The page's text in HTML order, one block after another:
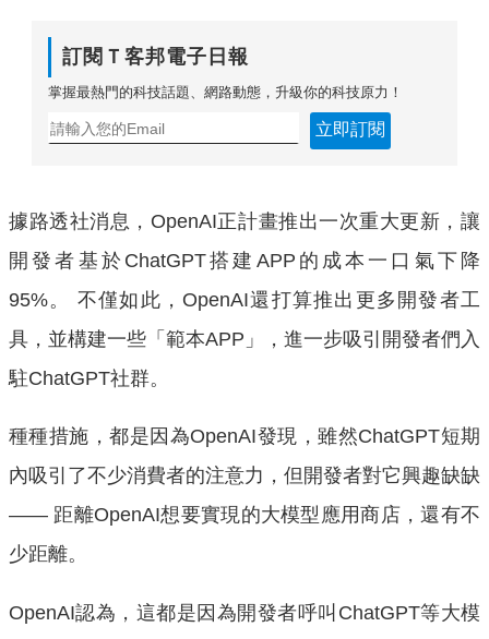
訂閱Ｔ客邦電子日報
掌握最熱門的科技話題、網路動態，升級你的科技原力！
立即訂閱
據路透社消息，OpenAI正計畫推出一次重大更新，讓
開發者基於ChatGPT搭建APP的成本一口氣下降
95%。 不僅如此，OpenAI還打算推出更多開發者工
具，並構建一些「範本APP」，進一步吸引開發者們入
駐ChatGPT社群。
種種措施，都是因為OpenAI發現，雖然ChatGPT短期
內吸引了不少消費者的注意力，但開發者對它興趣缺缺
—— 距離OpenAI想要實現的大模型應用商店，還有不
少距離。
OpenAI認為，這都是因為開發者呼叫ChatGPT等大模